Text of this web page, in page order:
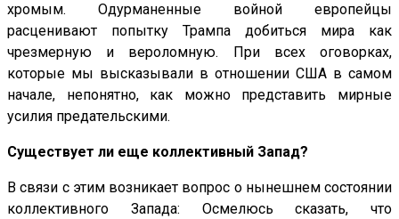
хромым. Одурманенные войной европейцы
расценивают попытку Трампа добиться мира как
чрезмерную и вероломную. При всех оговорках,
которые мы высказывали в отношении США в самом
начале, непонятно, как можно представить мирные
усилия предательскими.
Существует ли еще коллективный Запад?
В связи с этим возникает вопрос о нынешнем состоянии
коллективного Запада: Осмелюсь сказать, что